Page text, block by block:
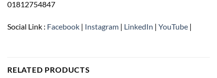
01812754847
Social Link : Facebook | Instagram | LinkedIn | YouTube |
RELATED PRODUCTS